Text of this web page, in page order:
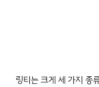
링티는 크게 세 가지 종